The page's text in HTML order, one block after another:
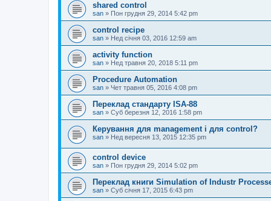
shared control
san » Пон грудня 29, 2014 5:42 pm
control recipe
san » Нед січня 03, 2016 12:59 am
activity function
san » Нед травня 20, 2018 5:11 pm
Procedure Automation
san » Чет травня 05, 2016 4:08 pm
Переклад стандарту ISA-88
san » Суб березня 12, 2016 1:58 pm
Керування для management і для control?
san » Нед вересня 13, 2015 12:35 pm
control device
san » Пон грудня 29, 2014 5:02 pm
Переклад книги Simulation of Industr
san » Суб січня 17, 2015 6:43 pm